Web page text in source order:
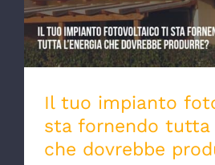
Il tuo impianto
sta fornendo tutta
che dovrebbe